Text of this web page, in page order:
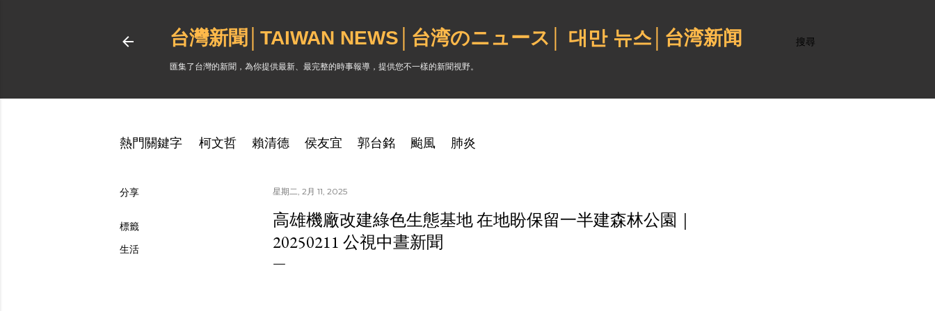
搜尋
台灣新聞│TAIWAN NEWS│台湾のニュース│ 대만 뉴스│台湾新闻
匯集了台灣的新聞，為你提供最新、最完整的時事報導，提供您不一樣的新聞視野。
熱門關鍵字 柯文哲 賴清德 侯友宜 郭台銘 颱風 肺炎
分享
標籤
生活
星期二, 2月 11, 2025
高雄機廠改建綠色生態基地 在地盼保留一半建森林公園｜
20250211 公視中晝新聞